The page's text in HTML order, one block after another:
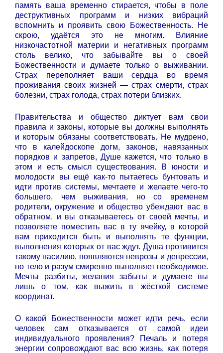
память ваша временно стирается, чтобы в поле
деструктивных программ и низких вибраций
вспомнить и проявить свою Божественность. Не
скрою, удаётся это не многим. Влияние
низкочастотной материи и негативных программ
столь велико, что забывайте вы о своей
Божественности и думаете только о выживании.
Страх переполняет ваши сердца во время
проживания своих жизней — страх смерти, страх
болезни, страх голода, страх потери близких.
Правительства и общество диктует вам свои
правила и законы, которые вы должны выполнять
и которым обязаны соответствовать. Не мудрено,
что в калейдоскопе догм, законов, навязанных
порядков и запретов, Душе кажется, что только в
этом и есть смысл существования. В юности и
молодости вы ещё как-то пытаетесь бунтовать и
идти против системы, мечтаете и желаете чего-то
большего, чем выживания, но со временем
родители, окружение и общество убеждают вас в
обратном, и вы отказываетесь от своей мечты, и
позволяете поместить вас в ту ячейку, в которой
вам приходится быть и выполнять те функции,
выполнения которых от вас ждут. Душа противится
такому насилию, появляются неврозы и депрессии,
но тело и разум смиренно выполняет необходимое.
Мечты разбиты, желания забыты и думаете вы
лишь о том, как выжить в жёсткой системе
координат.
О какой Божественности может идти речь, если
человек сам отказывается от самой идеи
индивидуального проявления? Печаль и потеря
энергии сопровождают вас всю жизнь, как потеря